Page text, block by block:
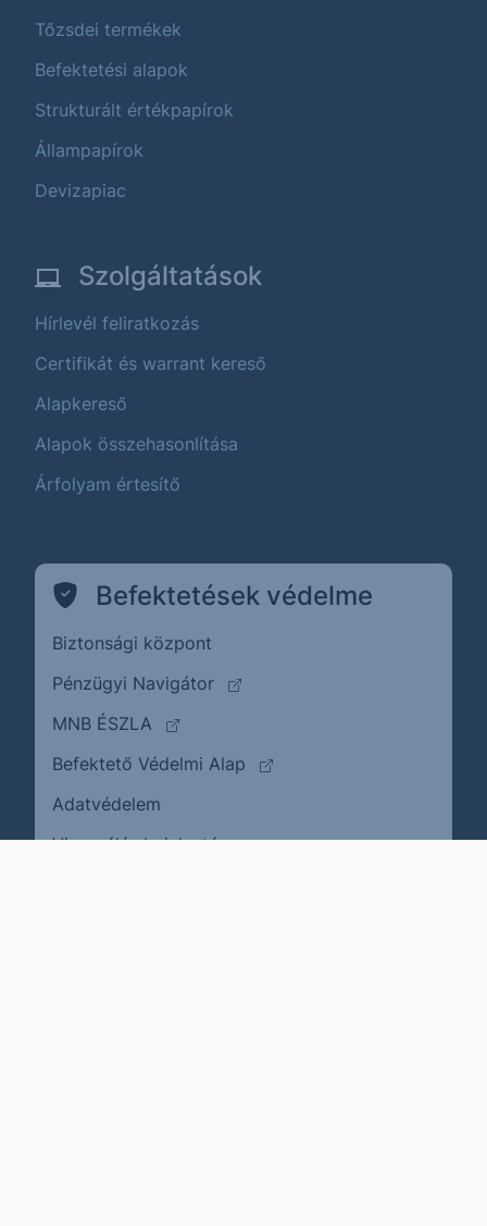
Tőzsdei termékek
Befektetési alapok
Strukturált értékpapírok
Állampapírok
Devizapiac
Szolgáltatások
Hírlevél feliratkozás
Certifikát és warrant kereső
Alapkereső
Alapok összehasonlítása
Árfolyam értesítő
Befektetések védelme
Biztonsági központ
Pénzügyi Navigátor
(külső oldalra ugrik)
MNB ÉSZLA
(külső oldalra ugrik)
Befektető Védelmi Alap
(külső oldalra ugrik)
Adatvédelem
Visszaélés bejelentése(külső oldalra ugrik)